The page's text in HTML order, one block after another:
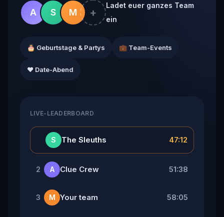
A S M +
Ladet euer ganzes Team
ein
🎂 Geburtstage & Partys 💼 Team-Events
❤️ Date-Abend
LIVE-LEADERBOARD
S The Sleuths 47:12
2 A Clue Crew 51:38
3 M Your team 58:05